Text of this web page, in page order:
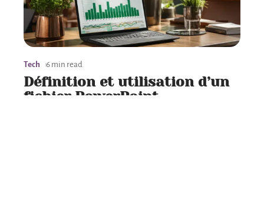
Tech 6 min read
Définition et utilisation d’un
fichier PowerPoint